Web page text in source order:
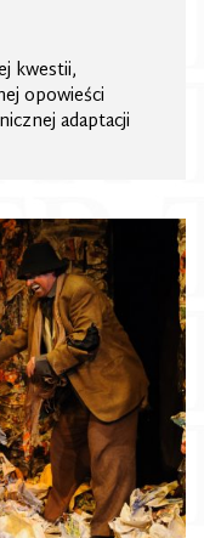
kwestii,
opowieści
adaptacji